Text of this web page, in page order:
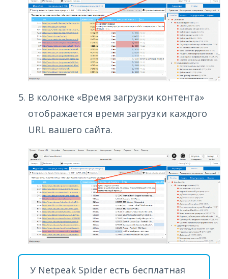
В колонке «Время загрузки контента»
отображается время загрузки каждого
URL вашего сайта.
У Netpeak Spider есть бесплатная